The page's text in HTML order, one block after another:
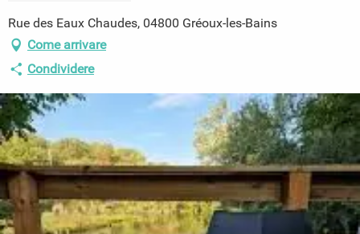
Rue des Eaux Chaudes, 04800 Gréoux-les-Bains
Come arrivare
Condividere